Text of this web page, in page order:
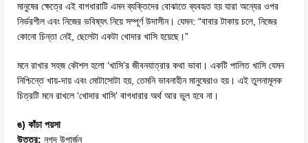
মানুষের ক্ষেত্রে এই বাগধারাটি এমন ব্যক্তিদের বোঝাতে ব্যবহৃত হয় যারা অন্যের ওপর
নির্ভরশীল এবং নিজের ভবিষ্যৎ নিয়ে সম্পূর্ণ উদাসীন। যেমন: “বাবার টাকায় চলে, নিজের
কোনো চিন্তা নেই, ছেলেটা একটা খোদার খাসি হয়েছে।”
মনে রাখার সহজ কৌশল হলো ‘খাসি’র জীবনযাত্রার কথা ভাবা। একটি পালিত খাসি যেমন
নিশ্চিন্তে খায়-দায় এবং মোটাসোটা হয়, তেমনি ভাবনাহীন মানুষেরাও হয়। এই তুলনামূলক
চিত্রটি মনে রাখলে ‘খোদার খাসি’ বাগধারার অর্থ আর ভুল হবে না।
ঙ) কাঁচা পয়সা
উত্তর: নগদ উপার্জন